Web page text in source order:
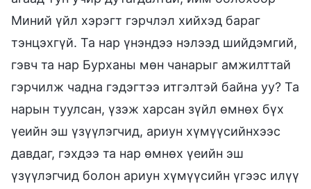
Миний үйл хэрэгт гэрчлэл хийхэд бараг
тэнцэхгүй. Та нар үнэндээ нэлээд шийдэмгий,
гэвч та нар Бурханы мөн чанарыг амжилттай
гэрчилж чадна гэдэгтээ итгэлтэй байна уу? Та
нарын туулсан, үзэж харсан зүйл өмнөх бүх
үеийн эш үзүүлэгчид, ариун хүмүүсийнхээс
давдаг, гэхдээ та нар өмнөх үеийн эш
үзүүлэгчид болон ариун хүмүүсийн үгээс илүү